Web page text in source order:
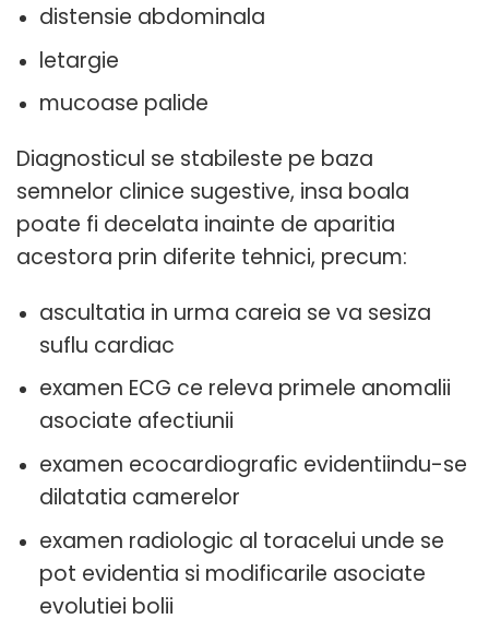
distensie abdominala
letargie
mucoase palide
Diagnosticul se stabileste pe baza
semnelor clinice sugestive, insa boala
poate fi decelata inainte de aparitia
acestora prin diferite tehnici, precum:
ascultatia in urma careia se va sesiza
suflu cardiac
examen ECG ce releva primele anomalii
asociate afectiunii
examen ecocardiografic evidentiindu-se
dilatatia camerelor
examen radiologic al toracelui unde se
pot evidentia si modificarile asociate
evolutiei bolii